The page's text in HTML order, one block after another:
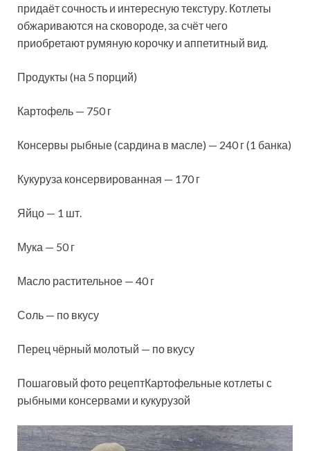
придаёт сочность и интересную текстуру. Котлеты
обжариваются на сковороде, за счёт чего
приобретают румяную корочку и аппетитный вид.
Продукты (на 5 порций)
Картофель — 750 г
Консервы рыбные (сардина в масле) — 240 г (1 банка)
Кукуруза консервированная — 170 г
Яйцо — 1 шт.
Мука — 50 г
Масло растительное — 40 г
Соль — по вкусу
Перец чёрный молотый — по вкусу
Пошаговый фото рецептКартофельные котлеты с
рыбными консервами и кукурузой